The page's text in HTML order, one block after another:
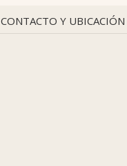
CONTACTO Y UBICACIÓN